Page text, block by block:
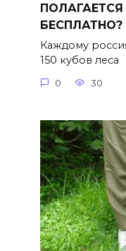
ПОЛАГАЕТСЯ
БЕСПЛАТНО?
Каждому
150 кубов леса
0 30